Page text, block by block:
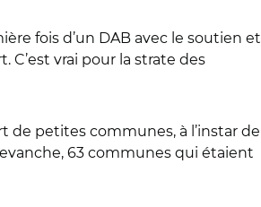
fois d’un DAB avec le soutien et
vrai pour la strate des
de petites communes, à l’instar de
63 communes qui étaient